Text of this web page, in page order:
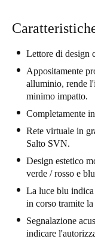
DeutschFrançaisItaliano
United Kingdom
English
Ireland
English
France
Français
Netherlands
NederlandsEnglish
Lettore di design
Appositamente
alluminio, rende
minimo impatto.
Completamente
Rete virtuale in
Salto SVN.
Design estetico
verde / rosso e
La luce blu
in corso tramite
Segnalazione
indicare